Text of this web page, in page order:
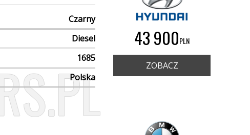
Czarny
Diesel
1685
Polska
43 900PLN
ZOBACZ